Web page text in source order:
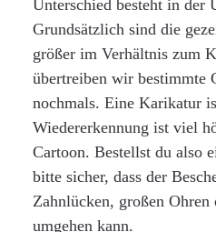
Unterschied besteht in der
Grundsätzlich sind die
größer im Verhältnis zum
übertreiben wir bestimmte
nochmals. Eine Karikatur
Wiedererkennung ist viel
Cartoon. Bestellst du also
bitte sicher, dass der
Zahnlücken, großen Ohren
umgehen kann.